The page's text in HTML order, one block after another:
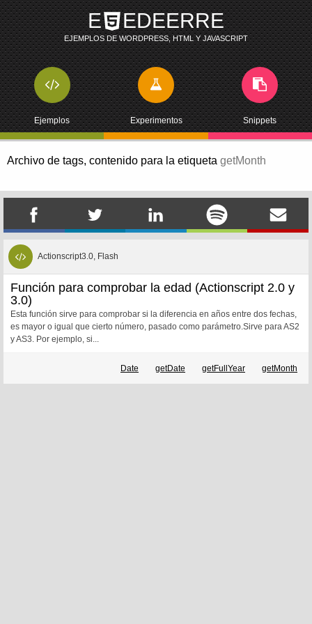
E EDEERRE
EJEMPLOS DE WORDPRESS, HTML Y JAVASCRIPT
Ejemplos Experimentos Snippets
Archivo de tags, contenido para la etiqueta getMonth
Actionscript3.0, Flash
Función para comprobar la edad (Actionscript 2.0 y
3.0)
Esta función sirve para comprobar si la diferencia en años entre dos fechas,
es mayor o igual que cierto número, pasado como parámetro.Sirve para AS2
y AS3. Por ejemplo, si...
Date getDate getFullYear getMonth